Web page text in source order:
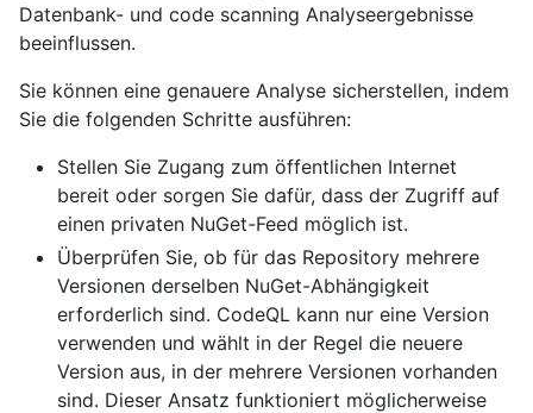
Datenbank- und code scanning Analyseergebnisse
beeinflussen.
Sie können eine genauere Analyse sicherstellen, indem
Sie die folgenden Schritte ausführen:
Stellen Sie Zugang zum öffentlichen Internet
bereit oder sorgen Sie dafür, dass der Zugriff auf
einen privaten NuGet-Feed möglich ist.
Überprüfen Sie, ob für das Repository mehrere
Versionen derselben NuGet-Abhängigkeit
erforderlich sind. CodeQL kann nur eine Version
verwenden und wählt in der Regel die neuere
Version aus, in der mehrere Versionen vorhanden
sind. Dieser Ansatz funktioniert möglicherweise